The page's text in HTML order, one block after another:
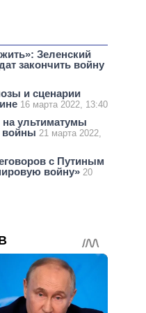
Зеленский
закончить войну
и сценарии
16 марта 2022, 13:40
на ультиматумы
войны 21 марта 2022,
с Путиным
войну» 20